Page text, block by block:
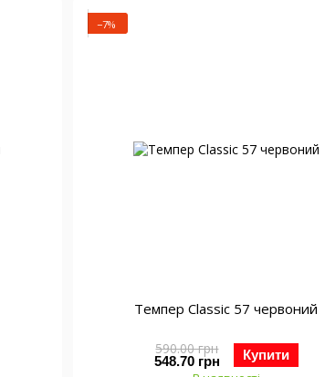
−7%
Темпер Classic 57 червоний
590.00 грн
548.70 грн Купити